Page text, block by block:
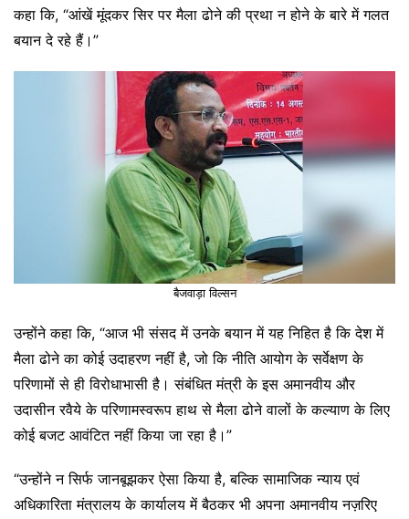
कहा कि, “आंखें मूंदकर सिर पर मैला ढोने की प्रथा न होने के बारे में गलत
बयान दे रहे हैं।”
बैजवाड़ा विल्सन
उन्होंने कहा कि, “आज भी संसद में उनके बयान में यह निहित है कि देश में
मैला ढोने का कोई उदाहरण नहीं है, जो कि नीति आयोग के सर्वेक्षण के
परिणामों से ही विरोधाभासी है। संबंधित मंत्री के इस अमानवीय और
उदासीन रवैये के परिणामस्वरूप हाथ से मैला ढोने वालों के कल्याण के लिए
कोई बजट आवंटित नहीं किया जा रहा है।”
“उन्होंने न सिर्फ जानबूझकर ऐसा किया है, बल्कि सामाजिक न्याय एवं
अधिकारिता मंत्रालय के कार्यालय में बैठकर भी अपना अमानवीय नज़रिए